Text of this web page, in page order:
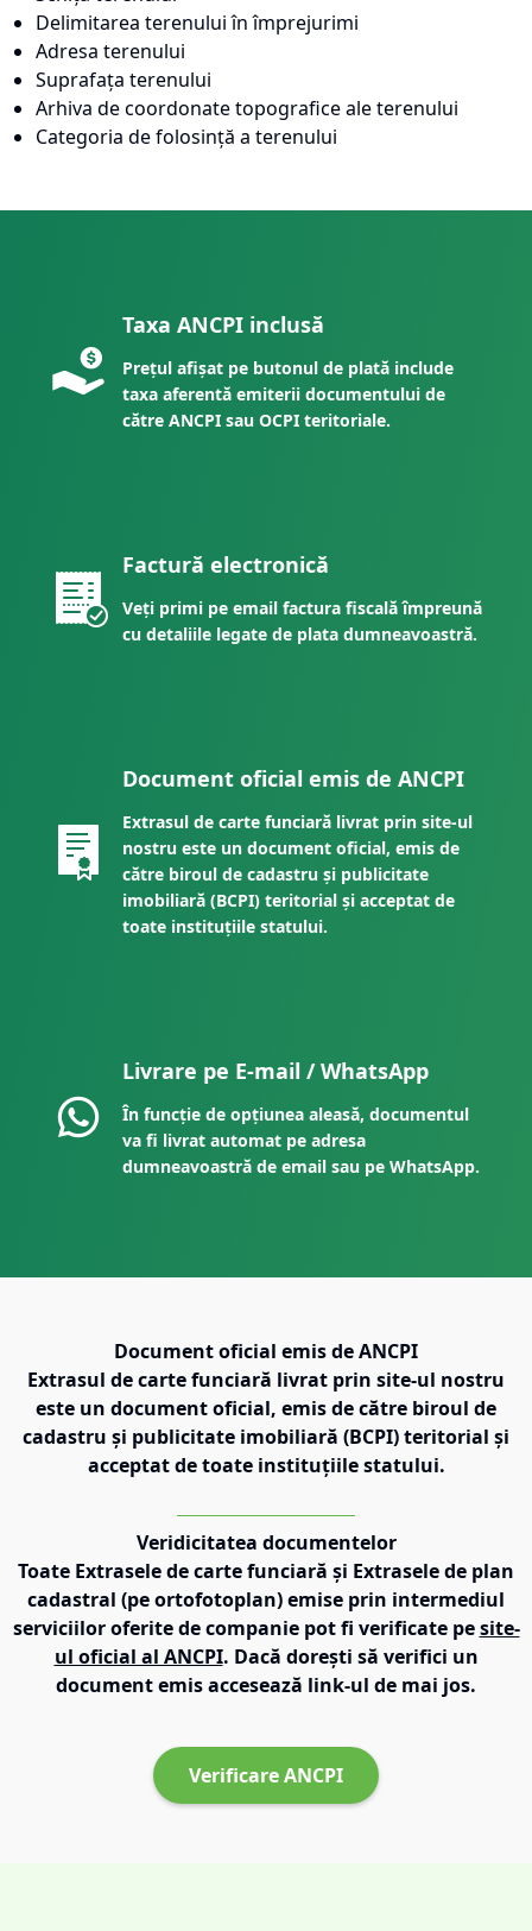
Delimitarea terenului în împrejurimi
Adresa terenului
Suprafața terenului
Arhiva de coordonate topografice ale terenului
Categoria de folosință a terenului
Taxa ANCPI inclusă
Prețul afișat pe butonul de plată include
taxa aferentă emiterii documentului de
către ANCPI sau OCPI teritoriale.
Factură electronică
Veți primi pe email factura fiscală împreună
cu detaliile legate de plata dumneavoastră.
Document oficial emis de ANCPI
Extrasul de carte funciară livrat prin site-ul
nostru este un document oficial, emis de
către biroul de cadastru și publicitate
imobiliară (BCPI) teritorial și acceptat de
toate instituțiile statului.
Livrare pe E-mail / WhatsApp
În funcție de opțiunea aleasă, documentul
va fi livrat automat pe adresa
dumneavoastră de email sau pe WhatsApp.
Document oficial emis de ANCPI
Extrasul de carte funciară livrat prin site-ul nostru
este un document oficial, emis de către biroul de
cadastru și publicitate imobiliară (BCPI) teritorial și
acceptat de toate instituțiile statului.
Veridicitatea documentelor
Toate Extrasele de carte funciară și Extrasele de plan
cadastral (pe ortofotoplan) emise prin intermediul
serviciilor oferite de companie pot fi verificate pe site-
ul oficial al ANCPI. Dacă dorești să verifici un
document emis accesează link-ul de mai jos.
Verificare ANCPI